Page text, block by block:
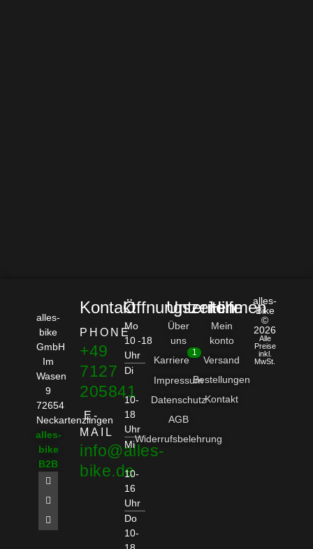
alles-
bike
GmbH
Im
Wasen
9
72654
Neckartenzlingen
alles-
bike
B2B
Kontakt
PHONE
+49
7127
205841
E-
MAIL
info@alles-
bike.de
Öffnungszeiten
Mo
10 -18
Uhr
Di
10-
18
Uhr
Mi
10-
16
Uhr
Do
10-
Unternehmen
Über
uns
Karriere
1
Impressum
Datenschutz
AGB
Widerrufsbelehrung
Hilfe
Mein
konto
Versand
Bestellungen
Kontakt
alles-
Bike
©
2026
Alle
Preise
inkl.
MwSt.